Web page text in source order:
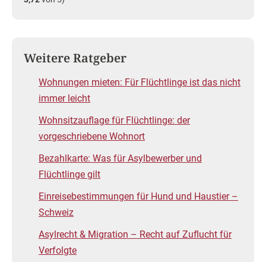
Weitere Ratgeber
Wohnungen mieten: Für Flüchtlinge ist das nicht
immer leicht
Wohnsitzauflage für Flüchtlinge: der
vorgeschriebene Wohnort
Bezahlkarte: Was für Asylbewerber und
Flüchtlinge gilt
Einreisebestimmungen für Hund und Haustier –
Schweiz
Asylrecht & Migration – Recht auf Zuflucht für
Verfolgte